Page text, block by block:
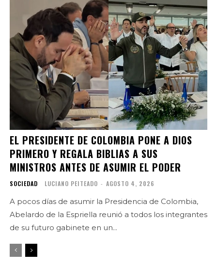
EL PRESIDENTE DE COLOMBIA PONE A DIOS
PRIMERO Y REGALA BIBLIAS A SUS
MINISTROS ANTES DE ASUMIR EL PODER
SOCIEDAD LUCIANO PEITEADO - AGOSTO 4, 2026
A pocos días de asumir la Presidencia de Colombia,
Abelardo de la Espriella reunió a todos los integrantes
de su futuro gabinete en un...